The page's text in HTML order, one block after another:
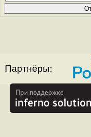
Партнёры: